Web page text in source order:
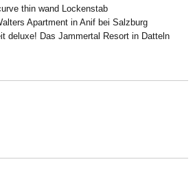
thin wand Lockenstab
Apartment in Anif bei Salzburg
deluxe! Das Jammertal Resort in Datteln